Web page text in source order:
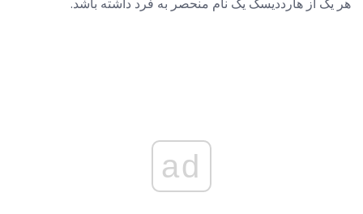
هر یک از هارددیسک یک نام منحصر به فرد داشته باشد.
ad